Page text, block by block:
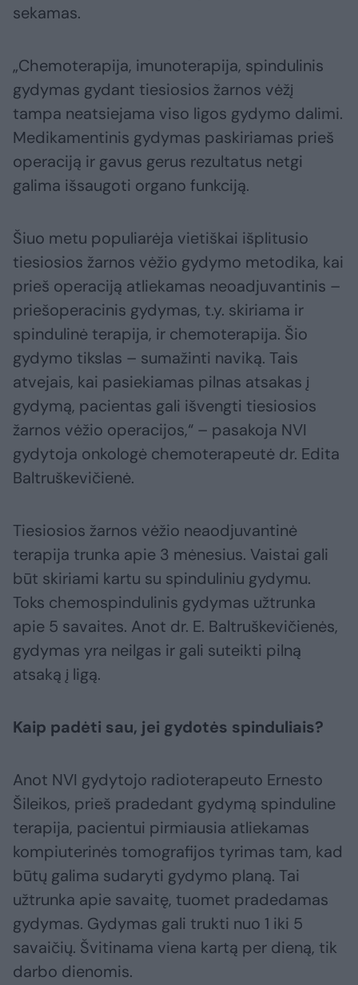
sekamas.
„Chemoterapija, imunoterapija, spindulinis
gydymas gydant tiesiosios žarnos vėžį
tampa neatsiejama viso ligos gydymo dalimi.
Medikamentinis gydymas paskiriamas prieš
operaciją ir gavus gerus rezultatus netgi
galima išsaugoti organo funkciją.
Šiuo metu populiarėja vietiškai išplitusio
tiesiosios žarnos vėžio gydymo metodika, kai
prieš operaciją atliekamas neoadjuvantinis –
priešoperacinis gydymas, t.y. skiriama ir
spindulinė terapija, ir chemoterapija. Šio
gydymo tikslas – sumažinti naviką. Tais
atvejais, kai pasiekiamas pilnas atsakas į
gydymą, pacientas gali išvengti tiesiosios
žarnos vėžio operacijos,“ – pasakoja NVI
gydytoja onkologė chemoterapeutė dr. Edita
Baltruškevičienė.
Tiesiosios žarnos vėžio neaodjuvantinė
terapija trunka apie 3 mėnesius. Vaistai gali
būt skiriami kartu su spinduliniu gydymu.
Toks chemospindulinis gydymas užtrunka
apie 5 savaites. Anot dr. E. Baltruškevičienės,
gydymas yra neilgas ir gali suteikti pilną
atsaką į ligą.
Kaip padėti sau, jei gydotės spinduliais?
Anot NVI gydytojo radioterapeuto Ernesto
Šileikos, prieš pradedant gydymą spinduline
terapija, pacientui pirmiausia atliekamas
kompiuterinės tomografijos tyrimas tam, kad
būtų galima sudaryti gydymo planą. Tai
užtrunka apie savaitę, tuomet pradedamas
gydymas. Gydymas gali trukti nuo 1 iki 5
savaičių. Švitinama viena kartą per dieną, tik
darbo dienomis.